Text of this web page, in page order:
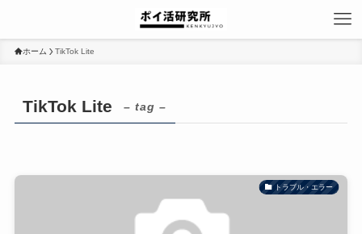
ホーム TikTok Lite
TikTok Lite – tag –
トラブル・エラー